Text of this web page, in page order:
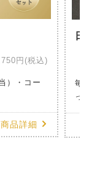
円(税込)
）・コー
商品詳細
毎
っ